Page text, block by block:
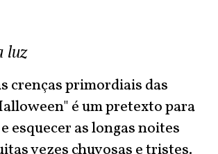
luz
crenças primordiais das
é um pretexto para
esquecer as longas noites